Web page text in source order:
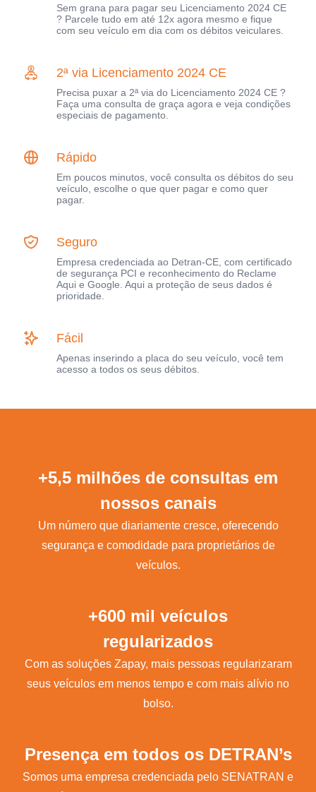
Sem grana para pagar seu Licenciamento 2024 CE
? Parcele tudo em até 12x agora mesmo e fique
com seu veículo em dia com os débitos veiculares.
2ª via Licenciamento 2024 CE
Precisa puxar a 2ª via do Licenciamento 2024 CE ?
Faça uma consulta de graça agora e veja condições
especiais de pagamento.
Rápido
Em poucos minutos, você consulta os débitos do seu
veículo, escolhe o que quer pagar e como quer
pagar.
Seguro
Empresa credenciada ao Detran-CE, com certificado
de segurança PCI e reconhecimento do Reclame
Aqui e Google. Aqui a proteção de seus dados é
prioridade.
Fácil
Apenas inserindo a placa do seu veículo, você tem
acesso a todos os seus débitos.
+5,5 milhões de consultas em
nossos canais
Um número que diariamente cresce, oferecendo
segurança e comodidade para proprietários de
veículos.
+600 mil veículos
regularizados
Com as soluções Zapay, mais pessoas regularizaram
seus veículos em menos tempo e com mais alívio no
bolso.
Presença em todos os DETRAN’s
Somos uma empresa credenciada pelo SENATRAN e